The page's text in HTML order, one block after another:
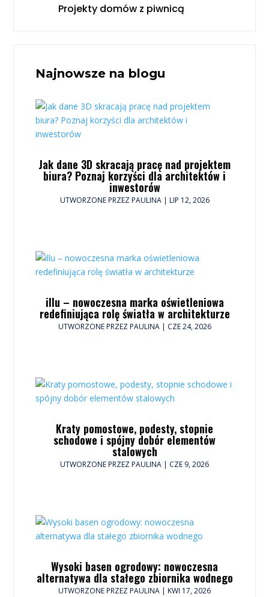
Projekty domów z piwnicą
Najnowsze na blogu
Jak dane 3D skracają pracę nad projektem
biura? Poznaj korzyści dla architektów i
inwestorów
UTWORZONE PRZEZPAULINA| LIP 12, 2026
illu – nowoczesna marka oświetleniowa
redefiniująca rolę światła w architekturze
UTWORZONE PRZEZPAULINA| CZE 24, 2026
Kraty pomostowe, podesty, stopnie
schodowe i spójny dobór elementów
stalowych
UTWORZONE PRZEZPAULINA | CZE 9, 2026
Wysoki basen ogrodowy: nowoczesna
alternatywa dla stałego zbiornika wodnego
UTWORZONE PRZEZPAULINA | KWI 17, 2026